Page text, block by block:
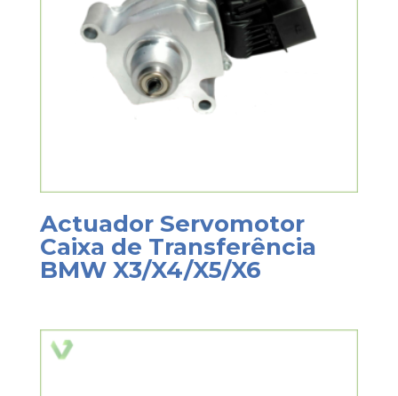
Actuador Servomotor
Caixa de Transferência
BMW X3/X4/X5/X6